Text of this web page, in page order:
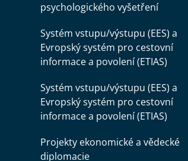
psychologického vyšetření
Systém vstupu/výstupu (EES) a
Evropský systém pro cestovní
informace a povolení (ETIAS)
Systém vstupu/výstupu (EES) a
Evropský systém pro cestovní
informace a povolení (ETIAS)
Projekty ekonomické a vědecké
diplomacie